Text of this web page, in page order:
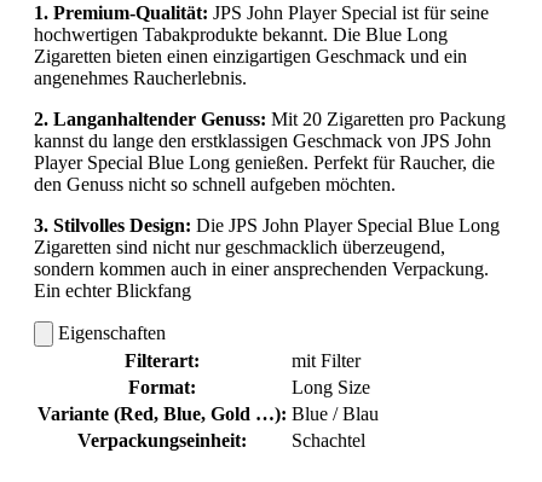
1. Premium-Qualität: JPS John Player Special ist für seine
hochwertigen Tabakprodukte bekannt. Die Blue Long
Zigaretten bieten einen einzigartigen Geschmack und ein
angenehmes Raucherlebnis.
2. Langanhaltender Genuss: Mit 20 Zigaretten pro Packung
kannst du lange den erstklassigen Geschmack von JPS John
Player Special Blue Long genießen. Perfekt für Raucher, die
den Genuss nicht so schnell aufgeben möchten.
3. Stilvolles Design: Die JPS John Player Special Blue Long
Zigaretten sind nicht nur geschmacklich überzeugend,
sondern kommen auch in einer ansprechenden Verpackung.
Ein echter Blickfang
Eigenschaften
Filterart:
mit Filter
Format:
Long Size
Variante (Red, Blue, Gold …): Blue / Blau
Verpackungseinheit:
Schachtel